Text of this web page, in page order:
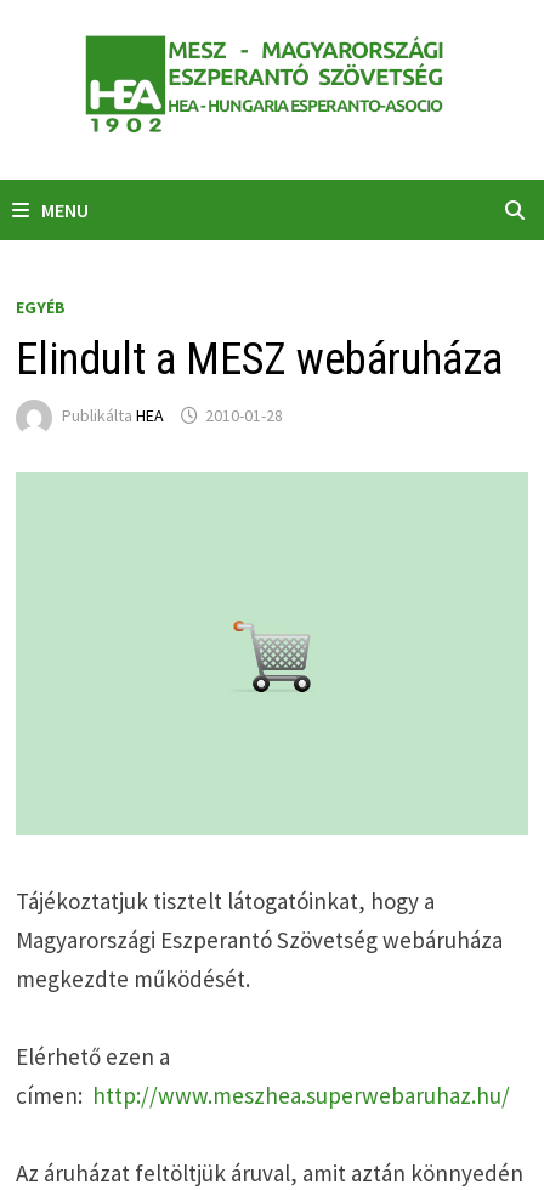
MENU
EGYÉB
Elindult a MESZ webáruháza
Publikálta HEA 2010-01-28
Tájékoztatjuk tisztelt látogatóinkat, hogy a
Magyarországi Eszperantó Szövetség webáruháza
megkezdte működését.
Elérhető ezen a
címen: http://www.meszhea.superwebaruhaz.hu/
Az áruházat feltöltjük áruval, amit aztán könnyedén